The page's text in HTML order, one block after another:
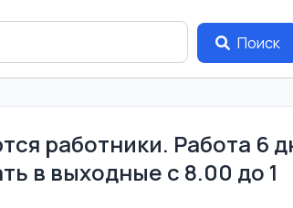
Поиск
работники. Работа 6
в выходные с 8.00 до 1